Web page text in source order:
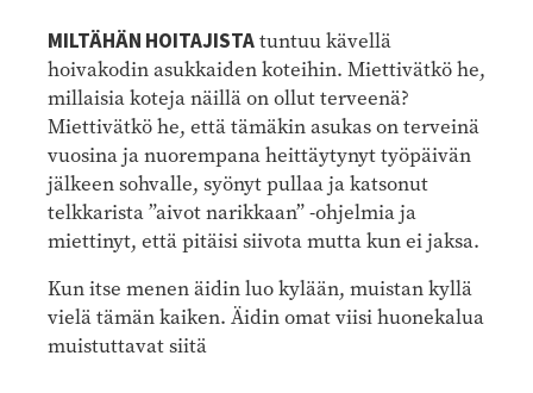
MILTÄHÄN HOITAJISTAtuntuu kävellä
hoivakodin asukkaiden koteihin. Miettivätkö he,
millaisia koteja näillä on ollut terveenä?
Miettivätkö he, että tämäkin asukas on terveinä
vuosina ja nuorempana heittäytynyt työpäivän
jälkeen sohvalle, syönyt pullaa ja katsonut
telkkarista ”aivot narikkaan” -ohjelmia ja
miettinyt, että pitäisi siivota mutta kun ei jaksa.
Kun itse menen äidin luo kylään, muistan kyllä
vielä tämän kaiken. Äidin omat viisi huonekalua
muistuttavat siitä